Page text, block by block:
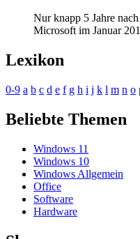
Nur knapp 5 Jahre
Microsoft im Januar
Lexikon
0-9 a b c d e f g h i j k l m n o
Beliebte Themen
Windows 11
Windows 10
Windows Allgemein
Office
Software
Hardware